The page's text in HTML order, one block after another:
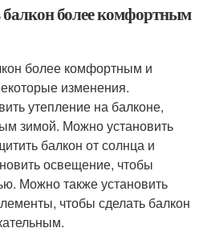
балкон более комфортным
более комфортным и
изменения.
утепление на балконе,
зимой. Можно установить
балкон от солнца и
освещение, чтобы
Можно также установить
чтобы сделать балкон